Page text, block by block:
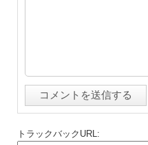
トラックバックURL: